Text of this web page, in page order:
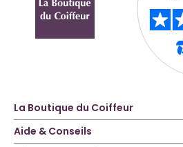
La Boutique du Coiffeur
Aide & Conseils